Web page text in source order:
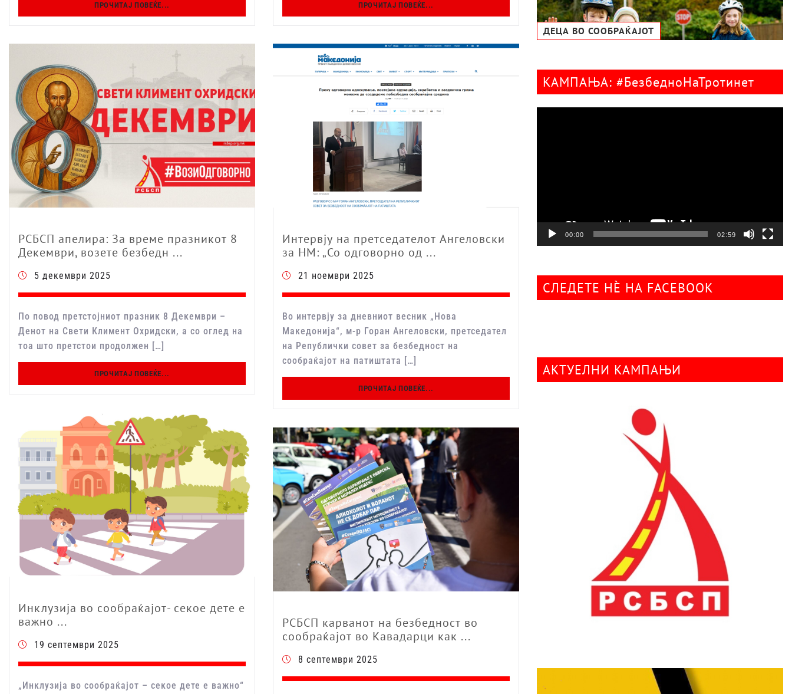
ПРОЧИТАЈ ПОВЕЌЕ... ПРОЧИТАЈ ПОВЕЌЕ...
РСБСП апелира: За време празникот 8
Декември, возете безбедн ...
5 декември 2025
По повод претстојниот празник 8 Декември –
Денот на Свети Климент Охридски, а со оглед на
тоа што претстои продолжен […]
ПРОЧИТАЈ ПОВЕЌЕ...
Интервју на претседателот Ангеловски
за НМ: „Со одговорно од ...
21 ноември 2025
Во интервју за дневниот весник „Нова
Македонија“, м-р Горан Ангеловски, претседател
на Републички совет за безбедност на
сообраќајот на патиштата […]
ПРОЧИТАЈ ПОВЕЌЕ...
Инклузија во сообраќајот- секое дете е
важно ...
19 септември 2025
„Инклузија во сообраќајот – секое дете е важно“
РСБСП карванот на безбедност во
сообраќајот во Кавадарци как ...
8 септември 2025
ДЕЦА ВО СООБРАЌАЈОТ
КАМПАЊА: #БезбедноНаТротинет
00:00 02:59
СЛЕДЕТЕ НÈ НА FACEBOOK
АКТУЕЛНИ КАМПАЊИ